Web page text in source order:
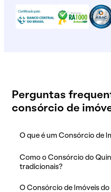
Perguntas
consórcio de
O que é um Consórcio de
Como o Consórcio do
tradicionais?
O Consórcio de Imóveis